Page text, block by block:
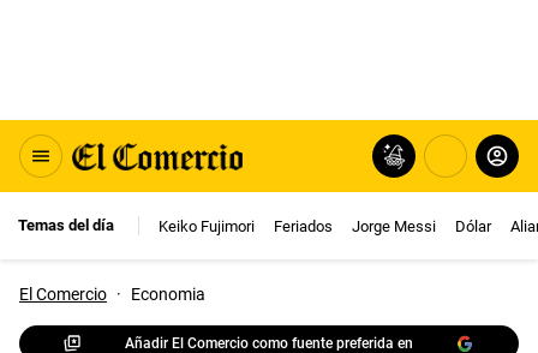
Temas del día Keiko Fujimori Feriados Jorge Messi Dólar
El Comercio · Economia
Añadir El Comercio como fuente preferida en